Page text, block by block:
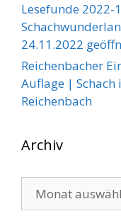
Lesefunde 2022-
24.11.2022
Reichenbacher
Auflage | Schach
Reichenbach
Archiv